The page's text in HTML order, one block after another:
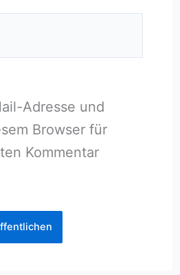
Adresse und
Browser für
Kommentar